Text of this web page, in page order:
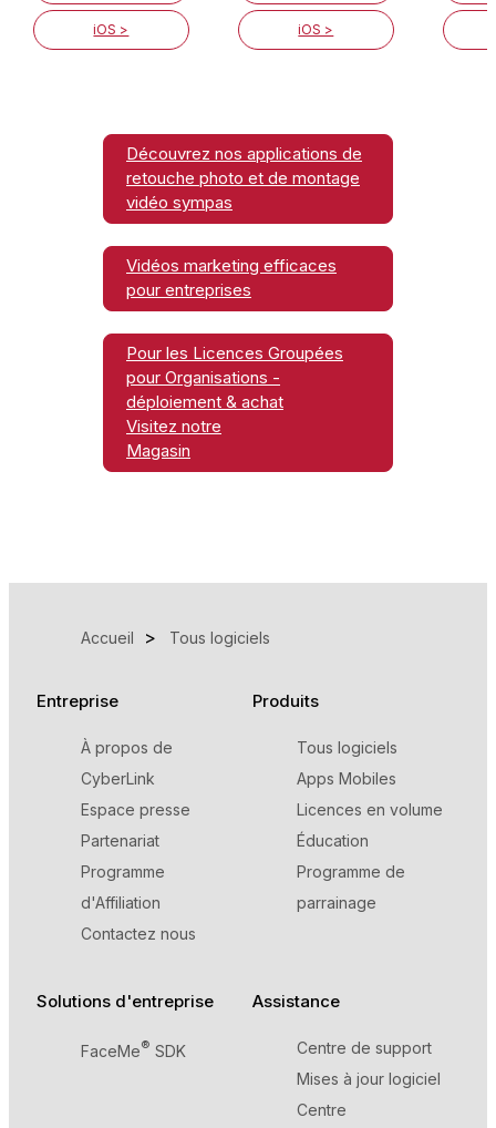
iOS > iOS >
Découvrez nos applications de
retouche photo et de montage
vidéo sympas
Vidéos marketing efficaces
pour entreprises
Pour les Licences Groupées
pour Organisations -
déploiement & achat
Visitez notre
Magasin
Accueil Tous logiciels
Entreprise
À propos de
CyberLink
Espace presse
Partenariat
Programme
d'Affiliation
Contactez nous
Produits
Tous logiciels
Apps Mobiles
Licences en volume
Éducation
Programme de
parrainage
Solutions d'entreprise
FaceMe® SDK
Assistance
Centre de support
Mises à jour logiciel
Centre